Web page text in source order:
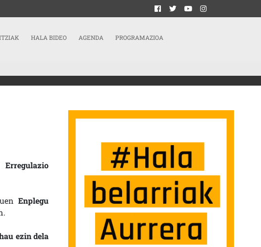
HALA BIDEO AGENDA PROGRAMAZIOA
ZUZENDARITZAK
Enplegu
ezin dela